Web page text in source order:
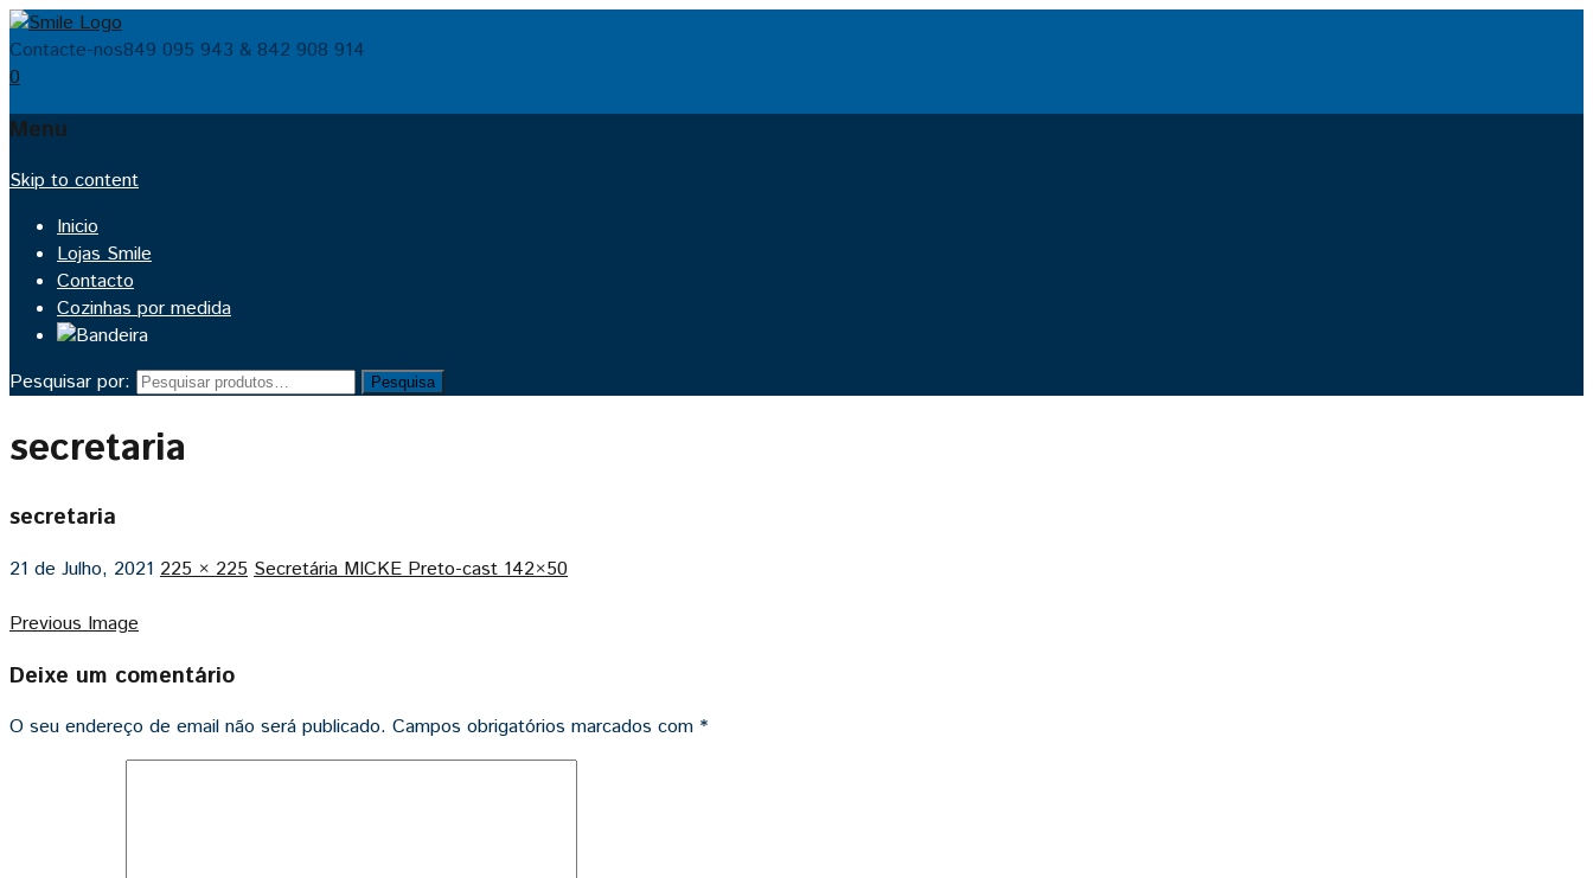
Contacte-nos849 095 943 & 842 908 914
0
Menu
Skip to content
Inicio
Lojas Smile
Contacto
Cozinhas por medida
Pesquisar por: Pesquisa
secretaria
secretaria
21 de Julho, 2021 225 × 225 Secretária MICKE Preto-cast 142×50
Previous Image
Deixe um comentário
O seu endereço de email não será publicado. Campos obrigatórios marcados com *